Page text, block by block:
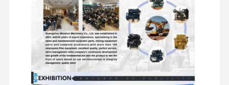
Silnik Diesla
Silnik Mitsubishi
Silnik koparki
zestaw do regeneracji silnika